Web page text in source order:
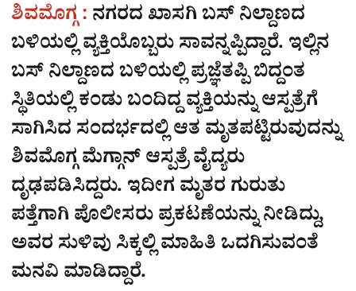
ಶಿವಮೊಗ್ಗ : ನಗರದ ಖಾಸಗಿ ಬಸ್‌ ನಿಲ್ದಾಣದ
ಬಳಿಯಲ್ಲಿ ವ್ಯಕ್ತಿಯೊಬ್ಬರು ಸಾವನ್ನಪ್ಪಿದ್ದಾರೆ. ಇಲ್ಲಿನ
ಬಸ್‌ ನಿಲ್ದಾಣದ ಬಳಿಯಲ್ಲಿ ಪ್ರಜ್ಞೆತಪ್ಪಿ ಬಿದ್ದಂತ
ಸ್ಥಿತಿಯಲ್ಲಿ ಕಂಡು ಬಂದಿದ್ದ ವ್ಯಕ್ತಿಯನ್ನು ಆಸ್ಪತ್ರೆಗೆ
ಸಾಗಿಸಿದ ಸಂದರ್ಭದಲ್ಲಿ ಆತ ಮೃತಪಟ್ಟಿರುವುದನ್ನು
ಶಿವಮೊಗ್ಗ ಮೆಗ್ಗಾನ್‌ ಆಸ್ಪತ್ರೆ ವೈದ್ಯರು
ದೃಢಪಡಿಸಿದ್ದರು. ಇದೀಗ ಮೃತರ ಗುರುತು
ಪತ್ತೆಗಾಗಿ ಪೊಲೀಸರು ಪ್ರಕಟಣೆಯನ್ನು ನೀಡಿದ್ದು,
ಅವರ ಸುಳಿವು ಸಿಕ್ಕಲ್ಲಿ ಮಾಹಿತಿ ಒದಗಿಸುವಂತೆ
ಮನವಿ ಮಾಡಿದ್ದಾರೆ.